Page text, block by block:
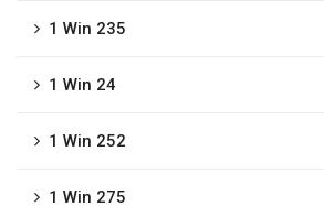
1 Win 235
1 Win 24
1 Win 252
1 Win 275